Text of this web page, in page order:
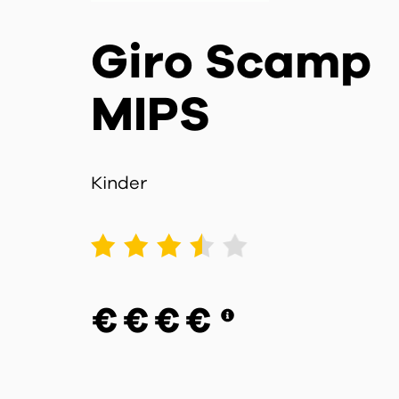
Giro Scamp
MIPS
Kinder
2 3 4 5
€ € € €